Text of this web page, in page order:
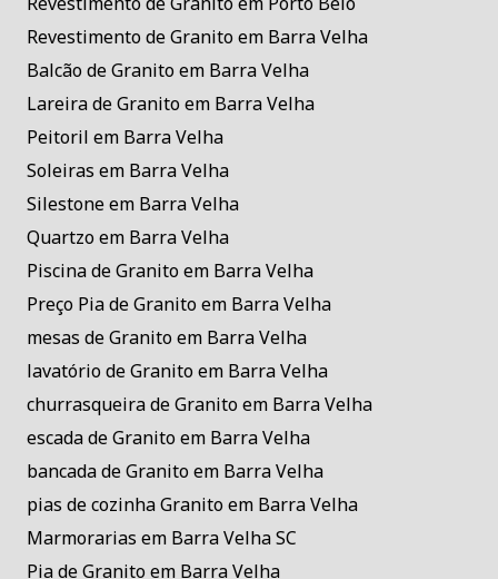
Revestimento de Granito em Barra Velha
Balcão de Granito em Barra Velha
Lareira de Granito em Barra Velha
Peitoril em Barra Velha
Soleiras em Barra Velha
Silestone em Barra Velha
Quartzo em Barra Velha
Piscina de Granito em Barra Velha
Preço Pia de Granito em Barra Velha
mesas de Granito em Barra Velha
lavatório de Granito em Barra Velha
churrasqueira de Granito em Barra Velha
escada de Granito em Barra Velha
bancada de Granito em Barra Velha
pias de cozinha Granito em Barra Velha
Marmorarias em Barra Velha SC
Pia de Granito em Barra Velha